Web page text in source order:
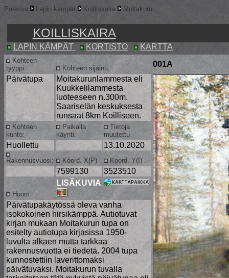
Pääsivu Lapin kämpät Koilliskaira Moitakuru
KOILLISKAIRA
LAPIN KÄMPÄT KORTISTO KARTTA
Kohteen
tyyppi:
Kohteen sijainti:
001A
Päivätupa
Moitakurunlammesta eli
Kuukkelilammesta
luoteeseen n.300m.
Saariselän keskuksesta
runsaat 8km Koilliseen.
Kohteen
kunto:
Paikalla
käynti:
Tietoja
muutettu
Huollettu 13.10.2020
Rakennusvuosi: Koord. X(P) Koord. Y(I)
7599130 3523510
Huom:
LISÄKUVIA
Päivätupakäytössä oleva vanha
isokokoinen hirsikämppä. Autiotuvat
kirjan mukaan Moitakurun tupa on
esitelty autiotupa kirjasissa 1950-
luvulta alkaen mutta tarkkaa
rakennusvuotta ei tiedetä. 2004 tupa
kunnostettiin laverittomaksi
päivätuvaksi. Moitakurun tuvalla